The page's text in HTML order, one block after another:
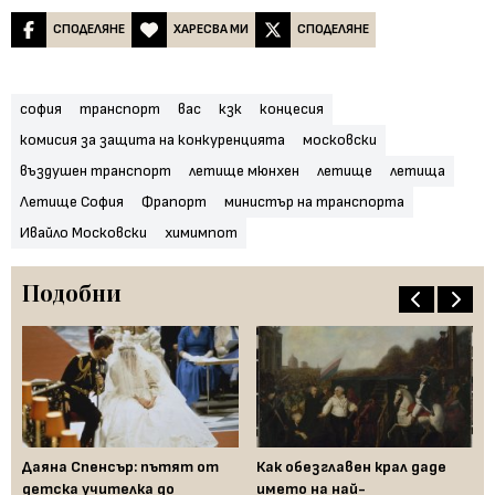
СПОДЕЛЯНЕ ХАРЕСВА МИ СПОДЕЛЯНЕ
софия транспорт вас кзк
концесия
комисия за защита на конкуренцията
московски
въздушен транспорт
летище мюнхен летище
летища
Летище София
Фрапорт
министър на транспорта
Ивайло Московски
химимпот
Подобни
Даяна Спенсър: пътят от
детска учителка до
Как обезглавен крал даде
името на най-